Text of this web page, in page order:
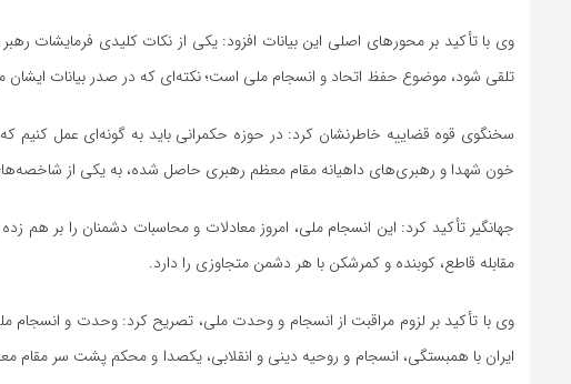
وی با تأکید بر محورهای اصلی این بیانات افزود: یکی از نکات کلیدی فرمایشات
تلقی شود، موضوع حفظ اتحاد و انسجام ملی است؛ نکته‌ای که در صدر بیانات ایشان
خون شهدا و رهبری‌های داهیانه مقام معظم رهبری حاصل شده، به یکی از
جهانگیر تأکید کرد: این انسجام ملی، امروز معادلات و محاسبات دشمنان را بر هم
مقابله قاطع، کوبنده و کمرشکن با هر دشمن متجاوزی را دارد.
وی با تأکید بر لزوم مراقبت از انسجام و وحدت ملی، تصریح کرد: وحدت و انسجام
ایران با همبستگی، انسجام و روحیه دینی و انقلابی، یکصدا و محکم پشت سر مقام